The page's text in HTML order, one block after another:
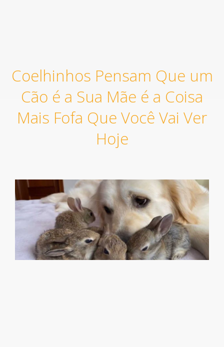
Coelhinhos Pensam Que um
Cão é a Sua Mãe é a Coisa
Mais Fofa Que Você Vai Ver
Hoje